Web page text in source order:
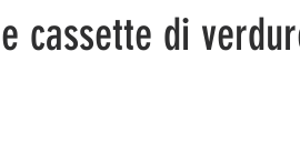
cassette di